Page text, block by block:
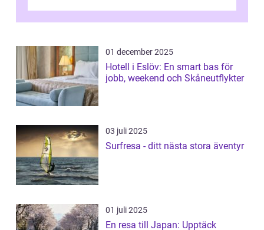
01 december 2025
Hotell i Eslöv: En smart bas för
jobb, weekend och Skåneutflykter
03 juli 2025
Surfresa - ditt nästa stora äventyr
01 juli 2025
En resa till Japan: Upptäck